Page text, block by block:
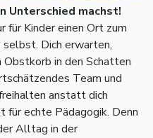
Unterschied machst!
für Kinder einen Ort zum
selbst. Dich erwarten,
in den Schatten
Team und
anstatt dich
für echte Pädagogik. Denn
Alltag in der